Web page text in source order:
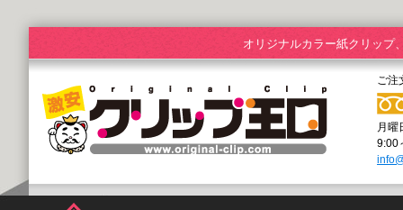
オリジナルカラー紙クリッ
ご注
月曜
9:00